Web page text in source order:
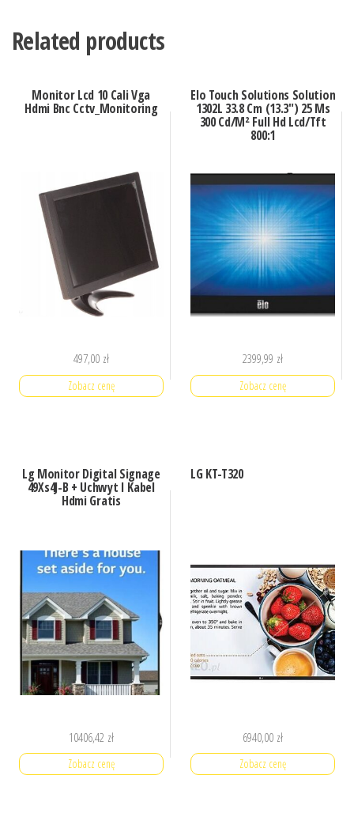
Related products
Monitor Lcd 10 Cali Vga
Hdmi Bnc Cctv_Monitoring
497,00 zł
Zobacz cenę
Elo Touch Solutions Solution
1302L 33.8 Cm (13.3″) 25 Ms
300 Cd/M² Full Hd Lcd/Tft
800:1
2399,99 zł
Zobacz cenę
Lg Monitor Digital Signage
49Xs4J-B + Uchwyt I Kabel
Hdmi Gratis
10406,42 zł
Zobacz cenę
LG KT-T320
6940,00 zł
Zobacz cenę